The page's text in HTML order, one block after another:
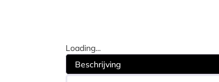
Loading...
Beschrijving